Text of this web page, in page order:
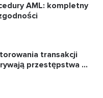
AML: kompletny
transakcji
przestępstwa ...